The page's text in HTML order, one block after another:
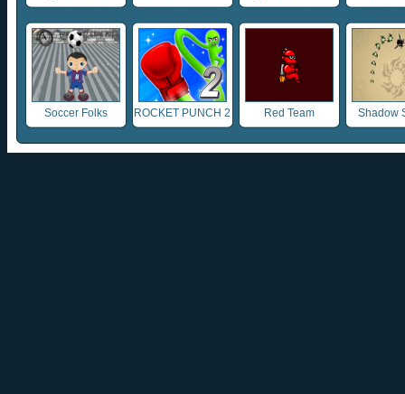
Soccer Folks
ROCKET PUNCH 2
...
Red Team Shadow